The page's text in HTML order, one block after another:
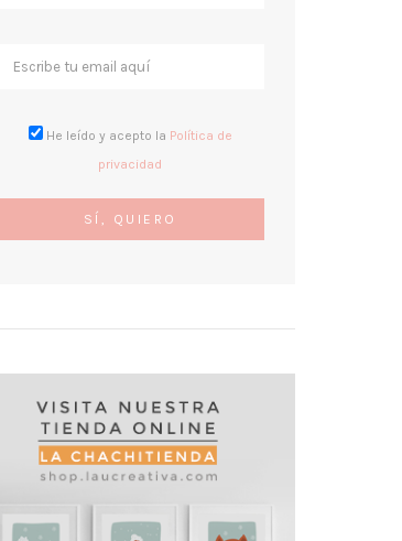
He leído y acepto la Política de
privacidad